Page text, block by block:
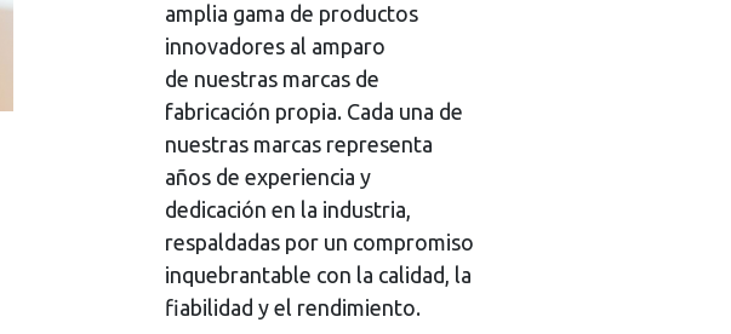
amplia gama de productos
innovadores al amparo
de nuestras marcas de
fabricación propia. Cada una de
nuestras marcas representa
años de experiencia y
dedicación en la industria,
respaldadas por un compromiso
inquebrantable con la calidad, la
fiabilidad y el rendimiento.